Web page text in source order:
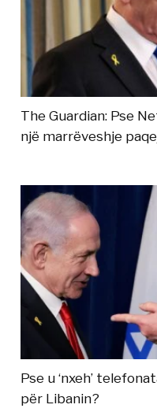
The Guardian: Pse
një marrëveshje
Pse u ‘nxeh’
për Libanin?